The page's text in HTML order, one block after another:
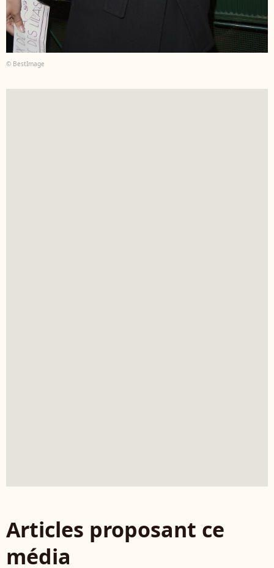
© BestImage
Articles proposant ce
média